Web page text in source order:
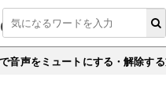
音声をミュートにする・解除す